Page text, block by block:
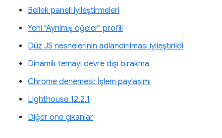
Bellek paneli iyileştirmeleri
Yeni "Ayrılmış öğeler" profili
Düz JS nesnelerinin adlandırılması iyileştirildi
Dinamik temayı devre dışı bırakma
Chrome denemesi: İşlem paylaşımı
Lighthouse 12.2.1
Diğer öne çıkanlar